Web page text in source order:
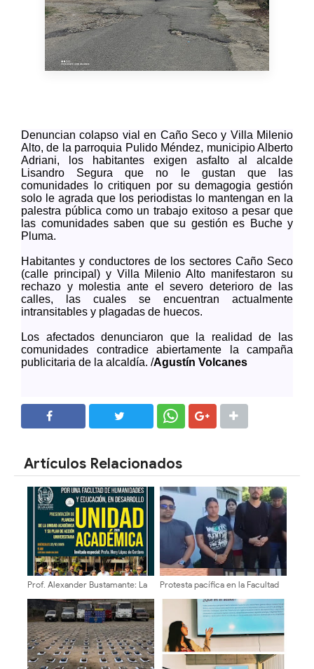
Denuncian colapso vial en Caño Seco y Villa Milenio
Alto, de la parroquia Pulido Méndez, municipio Alberto
Adriani, los habitantes exigen asfalto al alcalde
Lisandro Segura que no le gustan que las
comunidades lo critiquen por su demagogia gestión
solo le agrada que los periodistas lo mantengan en la
palestra pública como un trabajo exitoso a pesar que
las comunidades saben que su gestión es Buche y
Pluma.
Habitantes y conductores de los sectores Caño Seco
(calle principal) y Villa Milenio Alto manifestaron su
rechazo y molestia ante el severo deterioro de las
calles, las cuales se encuentran actualmente
intransitables y plagadas de huecos.
Los afectados denunciaron que la realidad de las
comunidades contradice abiertamente la campaña
publicitaria de la alcaldía. /Agustín Volcanes
Artículos Relacionados
Prof. Alexander Bustamante: La
comienza en sus Escuelas y
Facultades
Protesta pacífica en la Facultad
firmes ante caso de acoso